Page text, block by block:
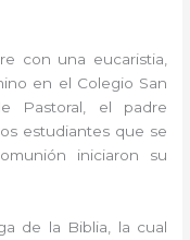
con una eucaristia,
en el Colegio San
Pastoral, el padre
estudiantes que se
iniciaron su
de la Biblia, la cual